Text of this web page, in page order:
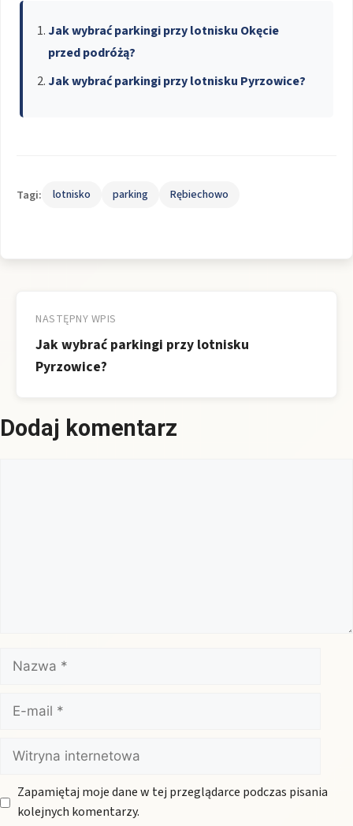
Jak wybrać parkingi przy lotnisku Okęcie
przed podróżą?
Jak wybrać parkingi przy lotnisku Pyrzowice?
Tagi: lotnisko parking Rębiechowo
wpisu
NASTĘPNY WPIS
Jak wybrać parkingi przy lotnisku
Pyrzowice?
Dodaj komentarz
Nazwa
mail
Witryna
internetowa
Zapamiętaj moje dane w tej przeglądarce podczas pisania
kolejnych komentarzy.